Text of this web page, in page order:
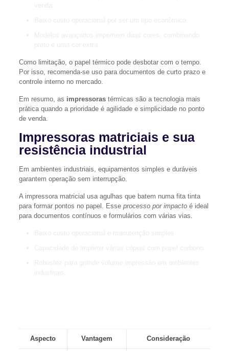
Como limitação, o papel térmico pode desbotar com o tempo.
Por isso, recomenda-se uso para documentos de curto prazo e
controle interno no mercado.
Em resumo, as impressorastérmicas são a tecnologia mais
prática quando a prioridade é agilidade e simplicidade no ponto
de venda.
Impressoras matriciais e sua
resistência industrial
Em ambientes industriais, equipamentos simples e duráveis
garantem operação sem interrupção.
A impressora matricial usa agulhas que batem numa fita tinta
para formar pontos no papel. Esse processo por impactoé ideal
para documentos contínuos e formulários com várias vias.
Aspecto Vantagem Consideração